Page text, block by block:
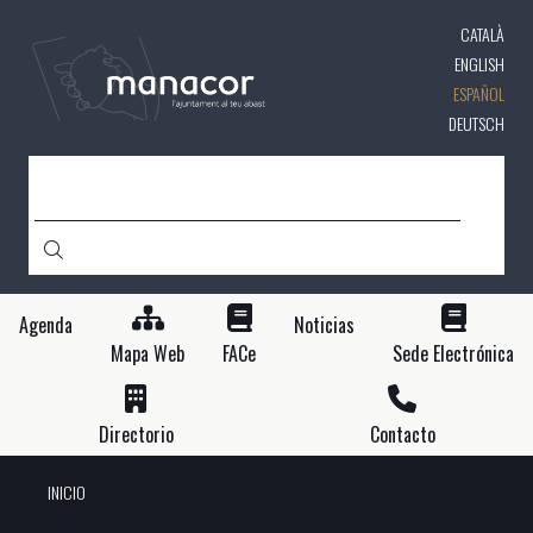
contenido
principal
CATALÀ
ENGLISH
ESPAÑOL
DEUTSCH
Agenda
Mapa Web
FACe
Noticias
Sede Electrónica
Directorio Contacto
INICIO